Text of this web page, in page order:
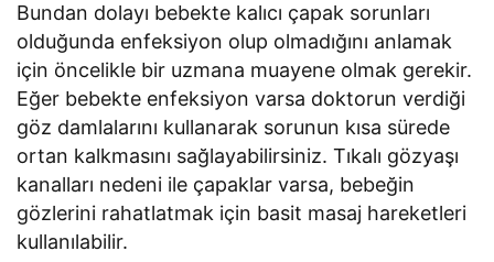
Bundan dolayı bebekte kalıcı çapak sorunları
olduğunda enfeksiyon olup olmadığını anlamak
için öncelikle bir uzmana muayene olmak gerekir.
Eğer bebekte enfeksiyon varsa doktorun verdiği
göz damlalarını kullanarak sorunun kısa sürede
ortan kalkmasını sağlayabilirsiniz. Tıkalı gözyaşı
kanalları nedeni ile çapaklar varsa, bebeğin
gözlerini rahatlatmak için basit masaj hareketleri
kullanılabilir.